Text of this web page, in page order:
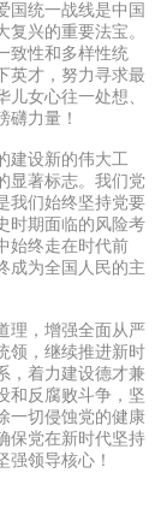
国统一战线是中国
兴的重要法宝。
致性和多样性统
英才，努力寻求最
女心往一处想、
礴力量！
设新的伟大工
显著标志。我们党
我们始终坚持党要
时期面临的风险考
始终走在时代前
成为全国人民的主
，增强全面从严
领，继续推进新时
，着力建设德才兼
和反腐败斗争，坚
一切侵蚀党的健康
保党在新时代坚持
强领导核心！